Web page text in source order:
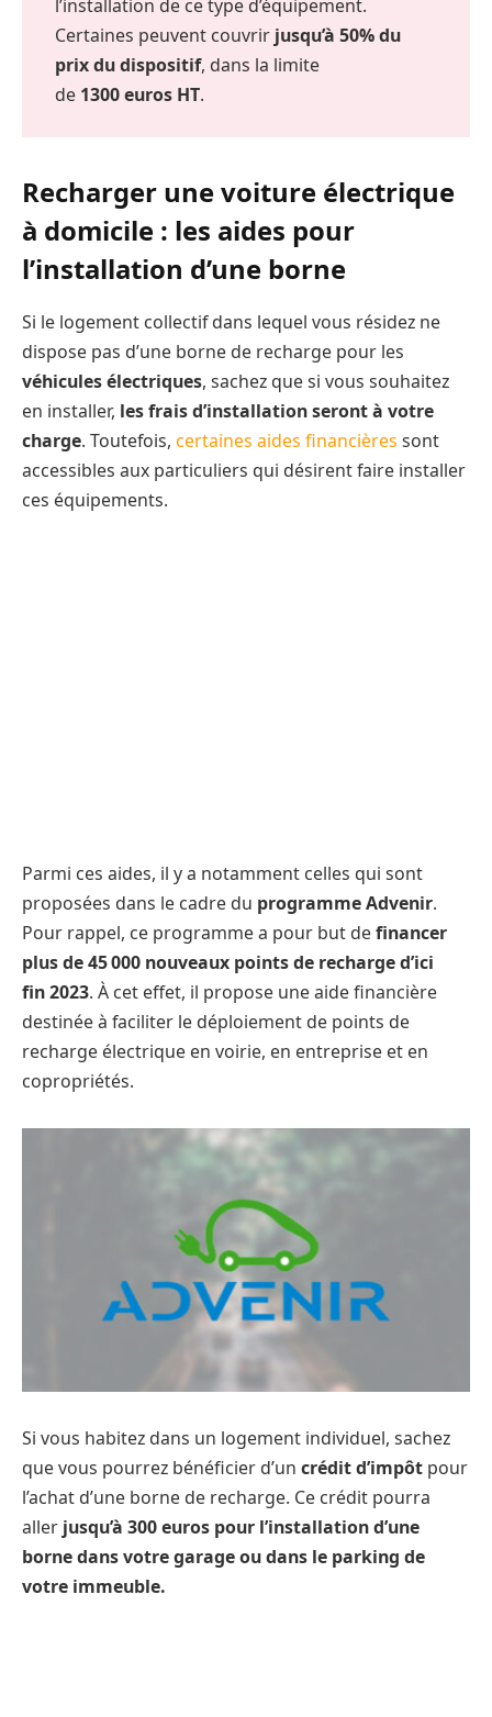
l’installation de ce type d’équipement.
Certaines peuvent couvrir jusqu’à 50% du
prix du dispositif, dans la limite
de 1300 euros HT.
Recharger une voiture électrique
à domicile : les aides pour
l’installation d’une borne
Si le logement collectif dans lequel vous résidez ne
dispose pas d’une borne de recharge pour les
véhicules électriques, sachez que si vous souhaitez
en installer, les frais d’installation seront à votre
charge. Toutefois, certaines aides financières sont
accessibles aux particuliers qui désirent faire installer
ces équipements.
Parmi ces aides, il y a notamment celles qui sont
proposées dans le cadre du programme Advenir.
Pour rappel, ce programme a pour but definancer
plus de 45 000 nouveaux points de recharge d’ici
fin 2023. À cet effet, il propose une aide financière
destinée à faciliter le déploiement de points de
recharge électrique en voirie, en entreprise et en
copropriétés.
Si vous habitez dans un logement individuel, sachez
que vous pourrez bénéficier d’un crédit d’impôt pour
l’achat d’une borne de recharge. Ce crédit pourra
aller jusqu’à 300 euros pour l’installation d’une
borne dans votre garage ou dans le parking de
votre immeuble.